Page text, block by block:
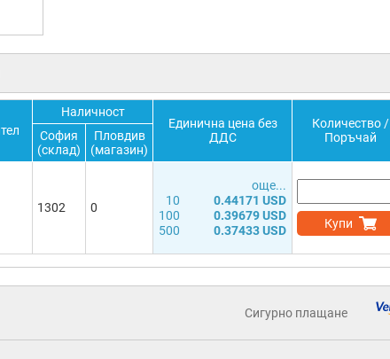
Наличност
Единична цена без
ДДС
Количество /
Поръчай
София
(склад)
Пловдив
(магазин)
1302 0
още...
10
0.44171 USD
100
0.39679 USD
500
0.37433 USD Купи
Сигурно плащане